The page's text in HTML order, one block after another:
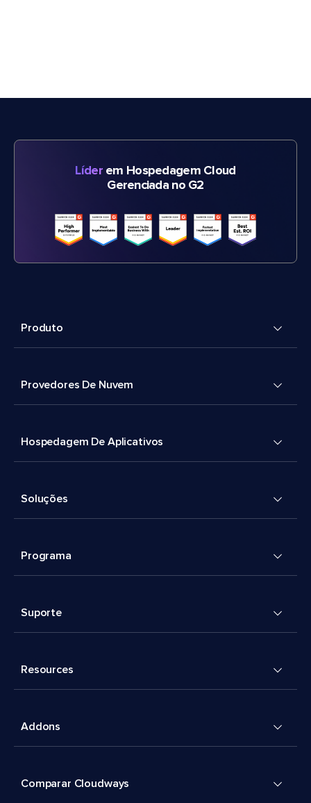
Líderem Hospedagem Cloud
Gerenciada no G2
Produto
Provedores De Nuvem
Hospedagem De Aplicativos
Soluções
Programa
Suporte
Resources
Addons
Comparar Cloudways